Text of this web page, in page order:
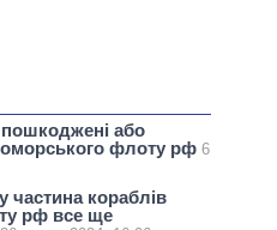
або
флоту рф 6
кораблів
рф все ще